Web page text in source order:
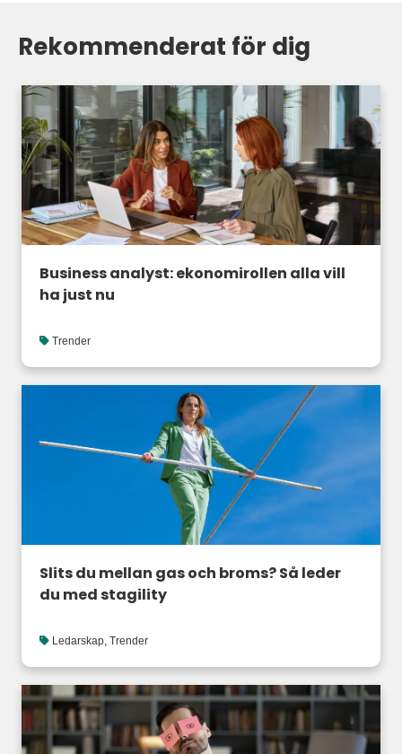
Rekommenderat för dig
Business analyst: ekonomirollen alla vill
ha just nu
Trender
Slits du mellan gas och broms? Så leder
du med stagility
Ledarskap, Trender